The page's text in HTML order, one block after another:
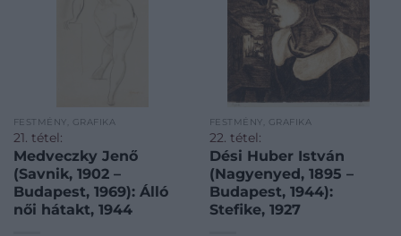
FESTMÉNY, GRAFIKA
21. tétel:
Medveczky Jenő
(Savnik, 1902 –
Budapest, 1969): Álló
női hátakt, 1944
FESTMÉNY, GRAFIKA
22. tétel:
Dési Huber István
(Nagyenyed, 1895 –
Budapest, 1944):
Stefike, 1927